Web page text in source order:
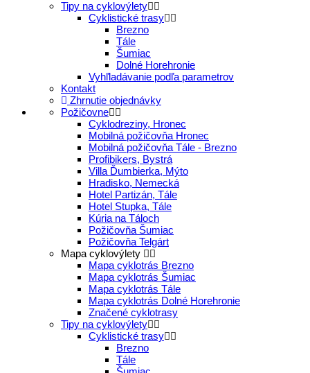
Tipy na cyklovýlety
Cyklistické trasy
Brezno
Tále
Šumiac
Dolné Horehronie
Vyhľladávanie podľa parametrov
Kontakt
Zhrnutie objednávky
Požičovne
Cyklodreziny, Hronec
Mobilná požičovňa Hronec
Mobilná požičovňa Tále - Brezno
Profibikers, Bystrá
Villa Ďumbierka, Mýto
Hradisko, Nemecká
Hotel Partizán, Tále
Hotel Stupka, Tále
Kúria na Táloch
Požičovňa Šumiac
Požičovňa Telgárt
Mapa cyklovýlety
Mapa cyklotrás Brezno
Mapa cyklotrás Šumiac
Mapa cyklotrás Tále
Mapa cyklotrás Dolné Horehronie
Značené cyklotrasy
Tipy na cyklovýlety
Cyklistické trasy
Brezno
Tále